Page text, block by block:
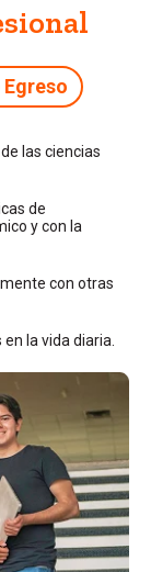
las ciencias
de
y con la
con otras
la vida diaria.